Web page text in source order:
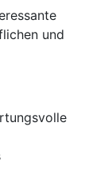
und